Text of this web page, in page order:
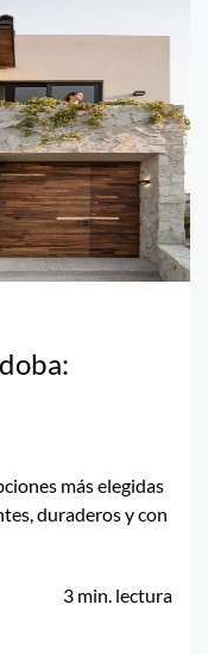
más elegidas
duraderos y con
3 min. lectura